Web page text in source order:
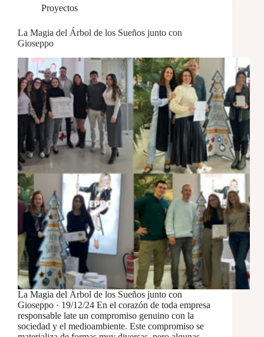
Proyectos
La Magia del Árbol de los Sueños junto con
Gioseppo
La Magia del Árbol de los Sueños junto con
Gioseppo · 19/12/24 En el corazón de toda empresa
responsable late un compromiso genuino con la
sociedad y el medioambiente. Este compromiso se